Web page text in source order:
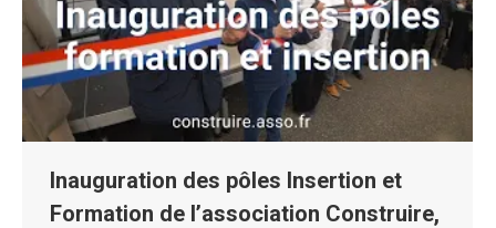
Inauguration des pôles Insertion et
Formation de l’association Construire,